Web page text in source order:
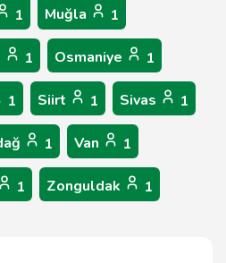
1 Muğla 1
1 Osmaniye 1
1 Siirt 1 Sivas 1
1 Van 1
1 Zonguldak 1